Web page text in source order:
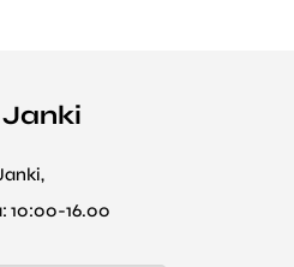
10:00-16.00